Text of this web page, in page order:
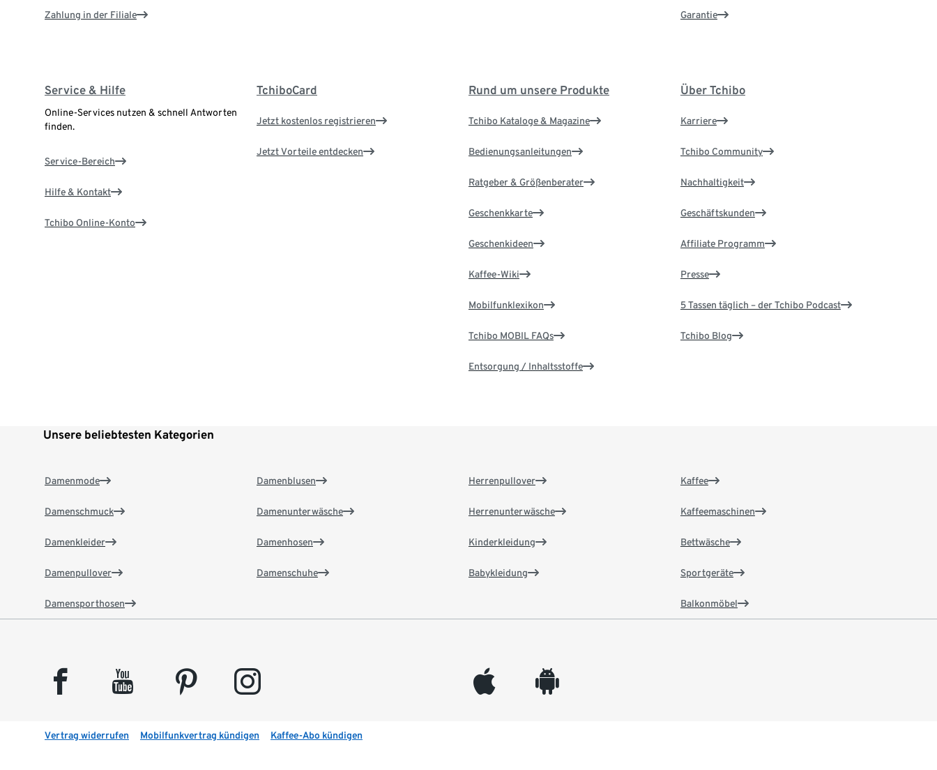
Zahlung in der Filiale Garantie
Service & Hilfe
Online-Services nutzen & schnell Antworten
finden.
Service-Bereich
Hilfe & Kontakt
Tchibo Online-Konto
TchiboCard
Jetzt kostenlos registrieren
Jetzt Vorteile entdecken
Rund um unsere Produkte
Tchibo Kataloge & Magazine
Bedienungsanleitungen
Ratgeber & Größenberater
Geschenkkarte
Geschenkideen
Kaffee-Wiki
Mobilfunklexikon
Tchibo MOBIL FAQs
Entsorgung / Inhaltsstoffe
Über Tchibo
Karriere
Tchibo Community
Nachhaltigkeit
Geschäftskunden
Affiliate Programm
Presse
5 Tassen täglich – der Tchibo Podcast
Tchibo Blog
Unsere beliebtesten Kategorien
Damenmode
Damenschmuck
Damenkleider
Damenpullover
Damensporthosen
Damenblusen
Damenunterwäsche
Damenhosen
Damenschuhe
Herrenpullover
Herrenunterwäsche
Kinderkleidung
Babykleidung
Kaffee
Kaffeemaschinen
Bettwäsche
Sportgeräte
Balkonmöbel
facebook youtube pinterest instagram appleinc android
Vertrag widerrufen Mobilfunkvertrag kündigen Kaffee-Abo kündigen